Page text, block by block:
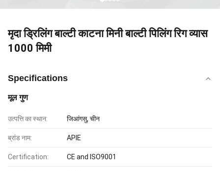
मृदा ड्रिलिंग बाल्टी काटना मिनी बाल्टी पिलिंग रिग व्यास
1000 मिमी
Specifications
मूल गुण
उत्पत्ति का स्थान: जिआंगसु, चीन
ब्रांड नाम: APIE
Certification: CE and ISO9001